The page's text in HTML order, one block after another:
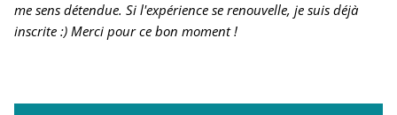
me sens détendue. Si l'expérience se renouvelle, je suis déjà
inscrite :) Merci pour ce bon moment !